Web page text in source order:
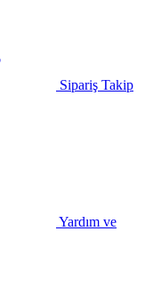
Sipariş Takip
Yardım ve